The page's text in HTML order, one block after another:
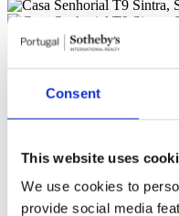
Consent
This website uses
We use cookies to
provide social media